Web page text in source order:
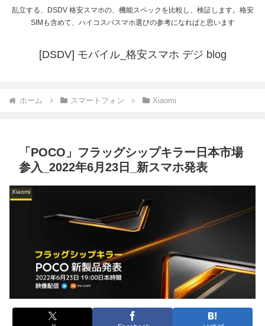
乱立する、DSDV 格安スマホの、機能スペックを比較し、検証します。格安
SIMも含めて、ハイコスパスマホ選びの参考になればと思います
[DSDV] モバイル_格安スマホ デジ blog
ホーム スマートフォン Xiaomi
「POCO」フラッグシップキラー日本市場
参入_2022年6月23日_新スマホ発表
Xiaomi